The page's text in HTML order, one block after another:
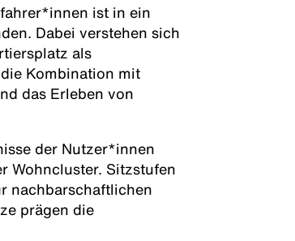
ist in ein
Dabei verstehen sich
als
Kombination mit
das Erleben von
der Nutzer*innen
Wohncluster. Sitzstufen
nachbarschaftlichen
prägen die